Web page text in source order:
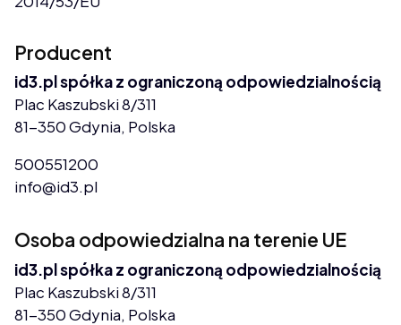
Producent
id3.pl spółka z ograniczoną odpowiedzialnością
Plac Kaszubski 8/311
81-350 Gdynia, Polska
500551200
info@id3.pl
Osoba odpowiedzialna na terenie UE
id3.pl spółka z ograniczoną odpowiedzialnością
Plac Kaszubski 8/311
81-350 Gdynia, Polska